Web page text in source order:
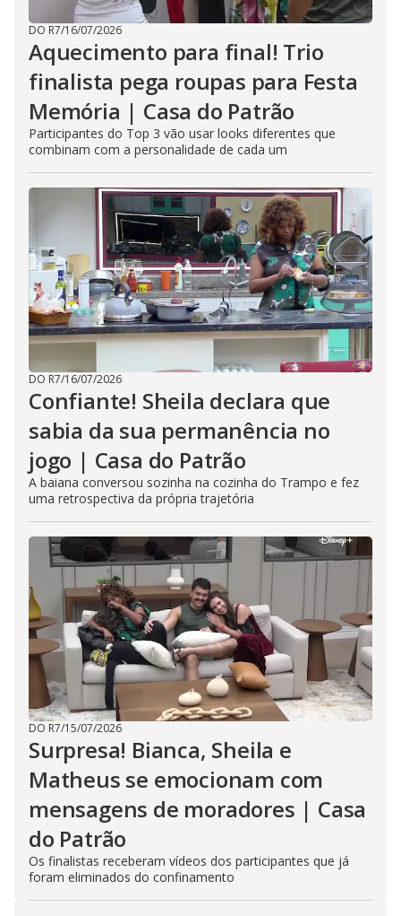
DO R7/16/07/2026
Aquecimento para final! Trio
finalista pega roupas para Festa
Memória | Casa do Patrão
Participantes do Top 3 vão usar looks diferentes que
combinam com a personalidade de cada um
DO R7/16/07/2026
Confiante! Sheila declara que
sabia da sua permanência no
jogo | Casa do Patrão
A baiana conversou sozinha na cozinha do Trampo e fez
uma retrospectiva da própria trajetória
DO R7/15/07/2026
Surpresa! Bianca, Sheila e
Matheus se emocionam com
mensagens de moradores | Casa
do Patrão
Os finalistas receberam vídeos dos participantes que já
foram eliminados do confinamento